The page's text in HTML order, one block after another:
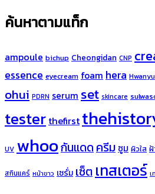
ค้นหาตามแท็ก
ampoule bichup Cheongidan CNP
essence eyecream foam hera Hwanyu
ohui PDRN serum set skincare
tester thefirst
UV whooกันแดดครีม ซูม ผิวใส ฝ้
สกินแคร์ หน้าขาว เซรั่มเซ็ต เทสเตอร์ เ